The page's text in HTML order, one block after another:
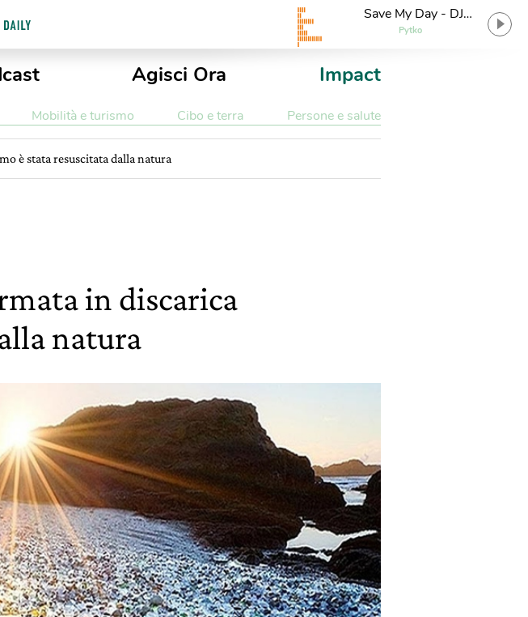
Save My Day - DJ
Python 'Nice' Remix
Pytko
Agisci Ora Impact
Mobilità e turismo Cibo e terra Persone e salute
è stata resuscitata dalla natura
in discarica
natura